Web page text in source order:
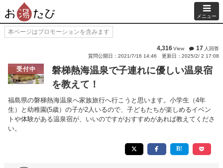
メニュー
本ページはプロモーションを含みます
4,316View 17 人回答
質問公開日：2021/7/16 14:46
更新日：2025/2/ 2 17:08
受付中
磐梯熱海温泉で子連れに優しい温泉宿
を教えて！
福島県の磐梯熱海温泉へ家族旅行へ行こうと思います。小学生（4年
生）と幼稚園(5歳）の子が2人いるので、子どもたちが楽しめるイベン
トや体験がある温泉宿が、いいのですがおすすめがあれば教えてくださ
い。